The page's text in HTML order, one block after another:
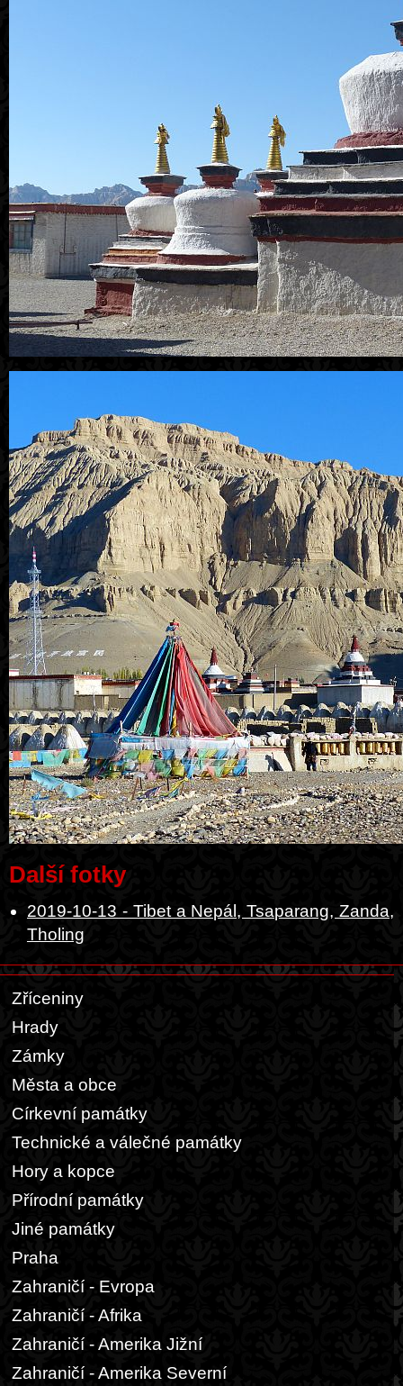
Další fotky
2019-10-13 - Tibet a Nepál, Tsaparang, Zanda,
Tholing
Zříceniny
Hrady
Zámky
Města a obce
Církevní památky
Technické a válečné památky
Hory a kopce
Přírodní památky
Jiné památky
Praha
Zahraničí - Evropa
Zahraničí - Afrika
Zahraničí - Amerika Jižní
Zahraničí - Amerika Severní